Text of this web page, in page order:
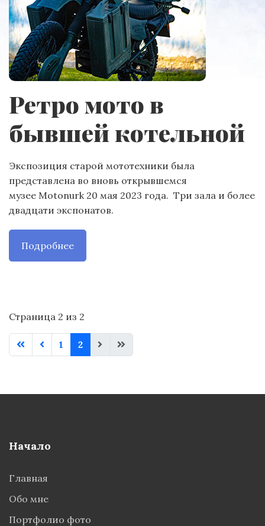
Ретро мото в
бывшей котельной
Экспозиция старой мототехники была
представлена во вновь открывшемся
музее Motonurk 20 мая 2023 года. Три зала и более
двадцати экспонатов.
Подробнее
Страница 2 из 2
1 2
Начало
Главная
Обо мне
Портфолио фото